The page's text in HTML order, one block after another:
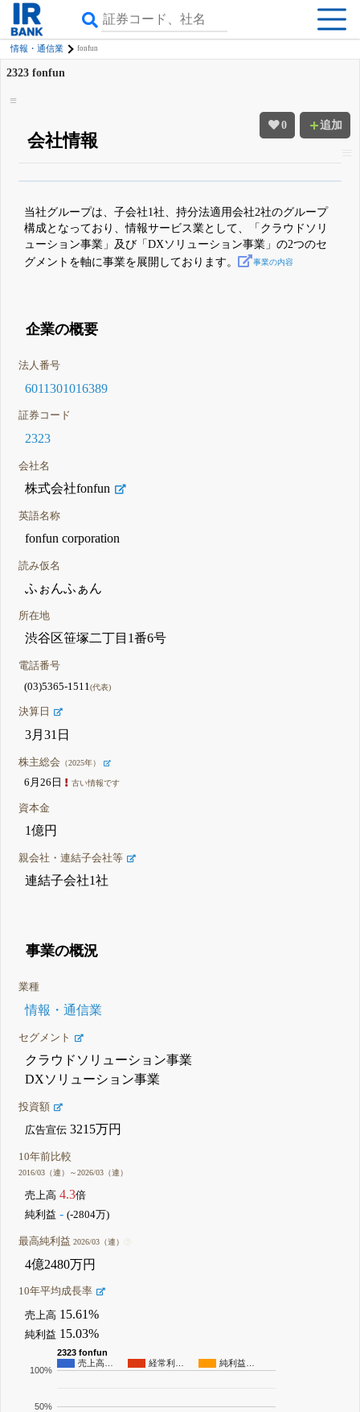
情報・通信業 fonfun
0 追加
2323 fonfun
会社情報
詳しく見られる
無料でβ版をはじめる
登録すると永久30%OFFと米株版の先行利用も付きます
当社グループは、子会社1社、持分法適用会社2社のグループ
構成となっており、情報サービス業として、「クラウドソリ
ューション事業」及び「DXソリューション事業」の2つのセ
グメントを軸に事業を展開しております。
事業の内容
企業の概要
法人番号
6011301016389
証券コード
2323
会社名
株式会社fonfun
英語名称
fonfun corporation
読み仮名
ふぉんふぁん
所在地
渋谷区笹塚二丁目1番6号
電話番号
(03)5365-1511 (代表)
決算日
3月31日
株主総会 （2025年）
6月26日 古い情報です
資本金
1億円
親会社・連結子会社等
連結子会社1社
事業の概況
業種
情報・通信業
セグメント
クラウドソリューション事業
DXソリューション事業
投資額
広告宣伝 3215万円
10年前比較
2016/03（連）～2026/03（連）
売上高 4.3倍
純利益 - (-2804万)
最高純利益2026/03（連）
4億2480万円
10年平均成長率
売上高 15.61%
純利益 15.03%
2323 fonfun
売上高…
経常利… 純利益…
50%
100%